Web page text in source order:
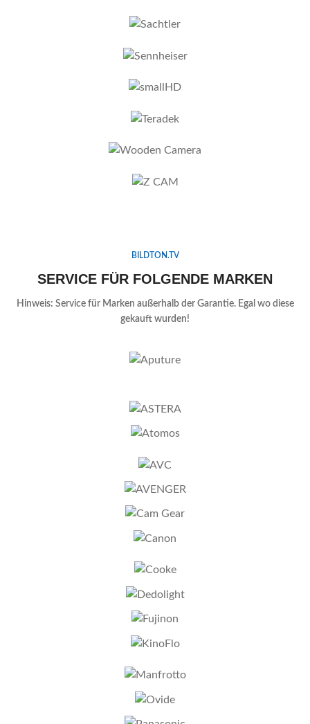
BILDTON.TV
SERVICE FÜR FOLGENDE MARKEN
Hinweis: Service für Marken außerhalb der Garantie. Egal wo diese
gekauft wurden!